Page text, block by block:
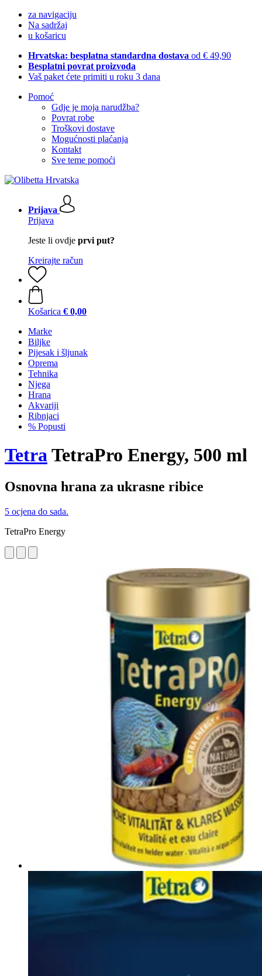
za navigaciju
Na sadržaj
u košaricu
Hrvatska: besplatna standardna dostava od € 49,90
Besplatni povrat proizvoda
Vaš paket ćete primiti u roku 3 dana
Pomoć
Gdje je moja narudžba?
Povrat robe
Troškovi dostave
Mogućnosti plaćanja
Kontakt
Sve teme pomoći
Prijava
Prijava
Jeste li ovdje prvi put?
Kreirajte račun
Košarica € 0,00
Marke
Biljke
Pijesak i šljunak
Oprema
Tehnika
Njega
Hrana
Akvariji
Ribnjaci
% Popusti
TetraTetraPro Energy, 500 ml
Osnovna hrana za ukrasne ribice
5 ocjena do sada.
TetraPro Energy